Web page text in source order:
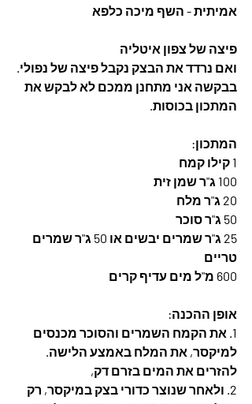
אמיתית - השף מיכה כלפא
פיצה של צפון איטליה
ואם נרדד את הבצק נקבל פיצה של נפולי.
בבקשה אני מתחנן ממכם לא לבקש את
המתכון בכוסות.
המתכון:
1 קילו קמח
100 ג"ר שמן זית
20 ג"ר מלח
50 ג"ר סוכר
25 ג"ר שמרים יבשים או 50 ג"ר שמרים
טריים
600 מ"ל מים עדיף קרים
אופן ההכנה:
1. את הקמח השמרים והסוכר מכנסים
למיקסר, את המלח באמצע הלישה.
להזרים את המים בזרם דק,
2. ולאחר שנוצר כדורי בצק במיקסר, רק